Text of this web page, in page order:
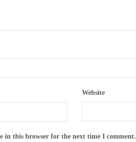
Website
in this browser for the next time I comment.